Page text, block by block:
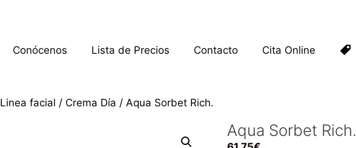
Conócenos Lista de Precios Contacto Cita Online
Linea facial / Crema Día / Aqua Sorbet Rich.
Aqua Sorbet Rich.